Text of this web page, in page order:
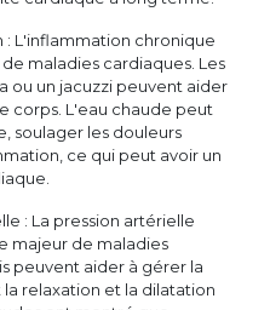
L'inflammation chronique
maladies cardiaques. Les
ou un jacuzzi peuvent aider
corps. L'eau chaude peut
soulager les douleurs
ce qui peut avoir un
: La pression artérielle
majeur de maladies
peuvent aider à gérer la
relaxation et la dilatation